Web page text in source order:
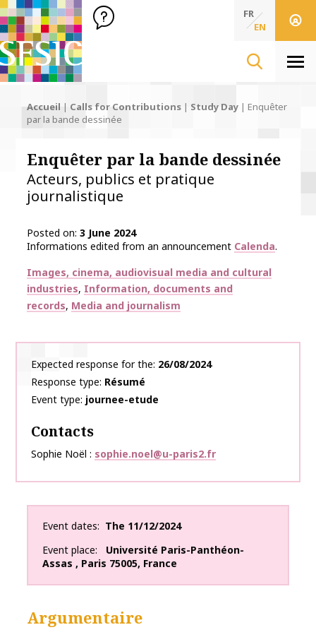
SFSIC Société Française des Sciences de l'Information & de
Société Française des Sciences de
FR
EN
Accueil | Calls for Contributions | Study Day | Enquêter
par la bande dessinée
Enquêter par la bande dessinée
Acteurs, publics et pratique
journalistique
Posted on 3 June 2024
Informations edited from an announcement Calenda.
Thématiques
Images, cinema, audiovisual media and cultural
industries Information, documents and
records Media and journalism
Expected response for the 26/08/2024
Response type Résumé
Event type journee-etude
Contacts
Sophie Noël sophie.noel@u-paris2.fr
Event dates The 11/12/2024
Event place
Université Paris-Panthéon-
Assas , Paris 75005, France
Argumentaire